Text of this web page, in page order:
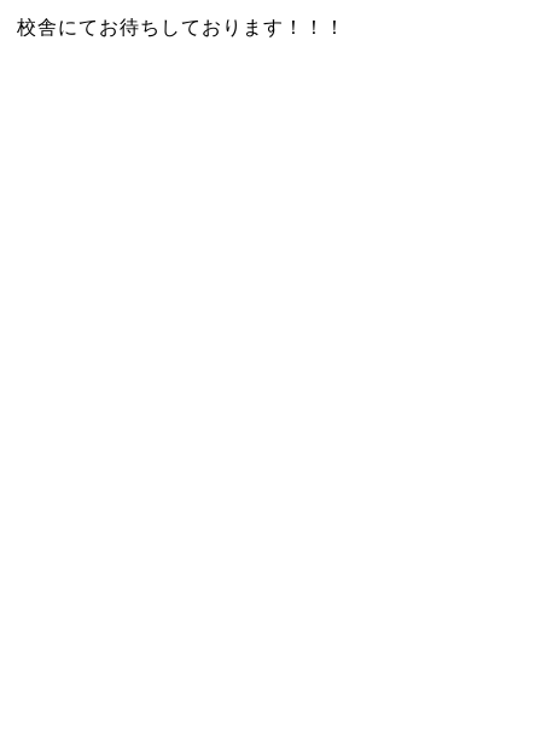
校舎にてお待ちしております！！！